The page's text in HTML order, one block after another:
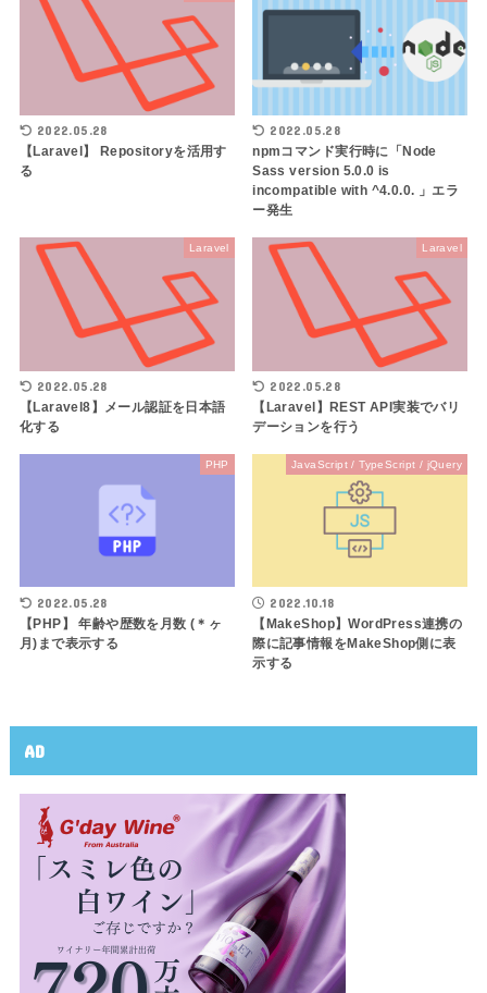
2022.05.28
【Laravel】 Repositoryを活用す
る
2022.05.28
npmコマンド実行時に「Node
Sass version 5.0.0 is
incompatible with ^4.0.0. 」エラ
ー発生
Laravel
2022.05.28
【Laravel8】メール認証を日本語
化する
Laravel
2022.05.28
【Laravel】REST API実装でバリ
デーションを行う
PHP
2022.05.28
【PHP】 年齢や歴数を月数 (＊ヶ
月)まで表示する
JavaScript / TypeScript / jQuery
2022.10.18
【MakeShop】WordPress連携の
際に記事情報をMakeShop側に表
示する
AD